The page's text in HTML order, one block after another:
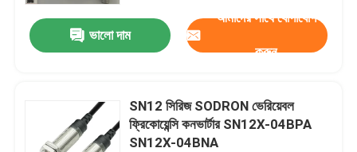
আমাদের সম্বন্ধে
গুণমান নিয়ন্ত্রণ
ভালো দাম
আমাদের সাথে যোগাযোগ
করুন
SN12 সিরিজ SODRON ভেরিয়েবল
ফ্রিকোয়েন্সি কনভার্টার SN12X-04BPA
SN12X-04BNA